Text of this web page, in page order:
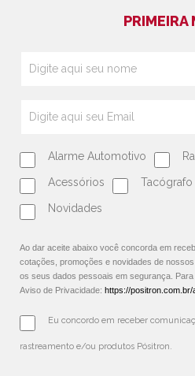
PRIMEIRA
Alarme Automotivo
Acessórios Tacógrafo
Novidades
Ao dar aceite abaixo você concorda em
cotações, promoções e novidades de
os seus dados pessoais em segurança.
Aviso de Privacidade: https://
Eu concordo em receber
rastreamento e/ou produtos Pósitron.